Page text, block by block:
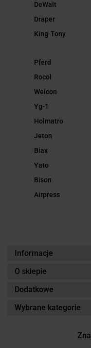
DeWalt
Draper
King-Tony
Pferd
Rocol
Weicon
Yg-1
Holmatro
Jeton
Biax
Yato
Bison
Airpress
Informacje
O sklepie
Dodatkowe
Wybrane kategorie